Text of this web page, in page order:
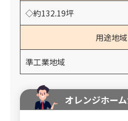
◇約132.19坪
用途地域
準工業地域
オレンジホー